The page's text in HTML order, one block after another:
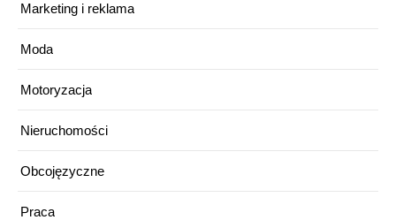
Marketing i reklama
Moda
Motoryzacja
Nieruchomości
Obcojęzyczne
Praca